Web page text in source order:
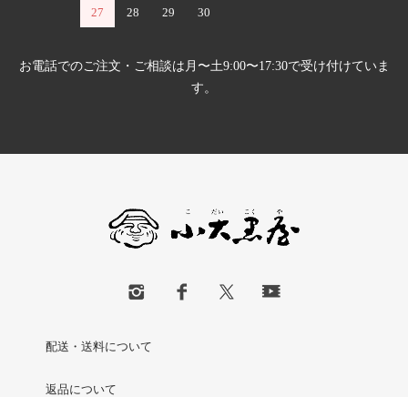
27 28 29 30
お電話でのご注文・ご相談は月〜土9:00〜17:30で受け付けていま
す。
配送・送料について
返品について